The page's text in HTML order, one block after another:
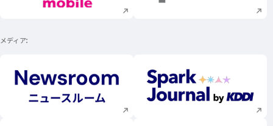
メディア
新規ウィンドウで開く 新規ウィンドウで